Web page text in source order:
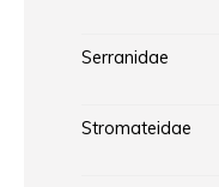
Serranidae
Stromateidae